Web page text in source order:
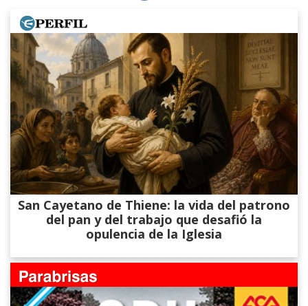
San Cayetano de Thiene: la vida del patrono
del pan y del trabajo que desafió la
opulencia de la Iglesia